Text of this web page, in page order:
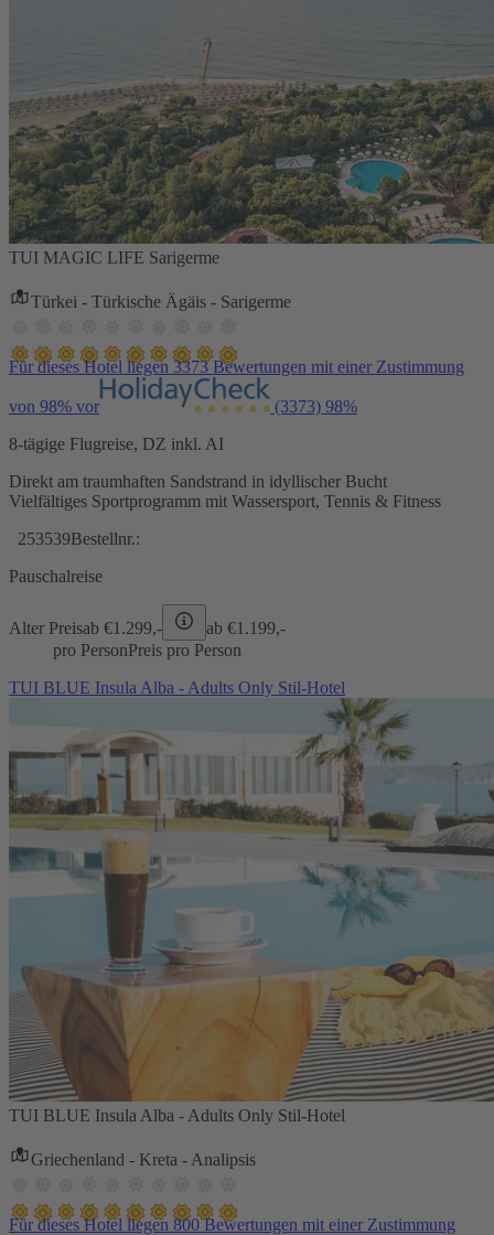
TUI MAGIC LIFE Sarigerme
Türkei - Türkische Ägäis - Sarigerme
Für dieses Hotel liegen 3373 Bewertungen mit einer Zustimmung
von 98% vor (3373) 98%
8-tägige Flugreise, DZ inkl. AI
Direkt am traumhaften Sandstrand in idyllischer Bucht
Vielfältiges Sportprogramm mit Wassersport, Tennis & Fitness
253539Bestellnr.:
Pauschalreise
Alter Preisab €1.299,- ab €1.199,-
pro PersonPreis pro Person
TUI BLUE Insula Alba - Adults Only Stil-Hotel
TUI BLUE Insula Alba - Adults Only Stil-Hotel
Griechenland - Kreta - Analipsis
Für dieses Hotel liegen 800 Bewertungen mit einer Zustimmung